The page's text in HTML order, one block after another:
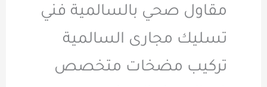
مقاول صحي بالسالمية فني
تسليك مجارى السالمية
تركيب مضخات متخصص